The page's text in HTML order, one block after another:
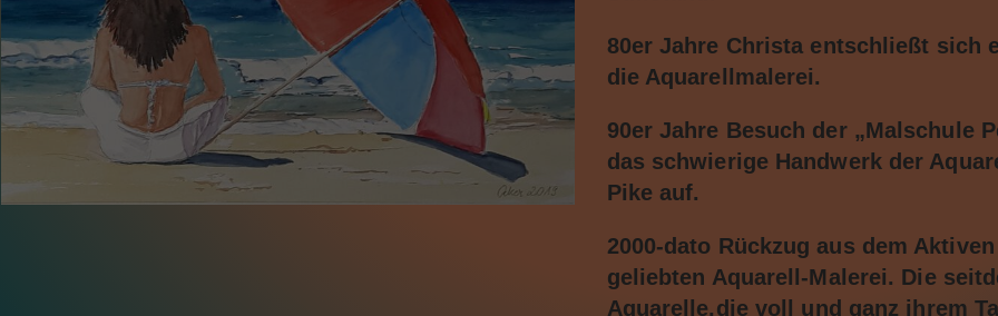
80er Jahre Christa entschließt sich
die Aquarellmalerei.
90er Jahre Besuch der „Malschule
das schwierige Handwerk der
Pike auf.
2000-dato Rückzug aus dem
geliebten Aquarell-Malerei. Die
Aquarelle,die voll und ganz ihrem